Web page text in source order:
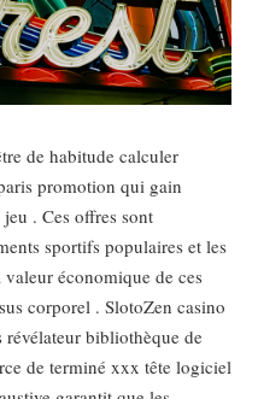
de habitude calculer
promotion qui gain
. Ces offres sont
sportifs populaires et les
économique de ces
corporel . SlotoZen casino
bibliothèque de
de terminé xxx tête logiciel